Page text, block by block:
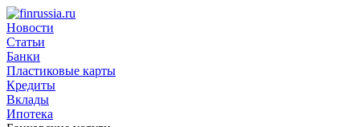
Новости
Статьи
Банки
Пластиковые карты
Кредиты
Вклады
Ипотека